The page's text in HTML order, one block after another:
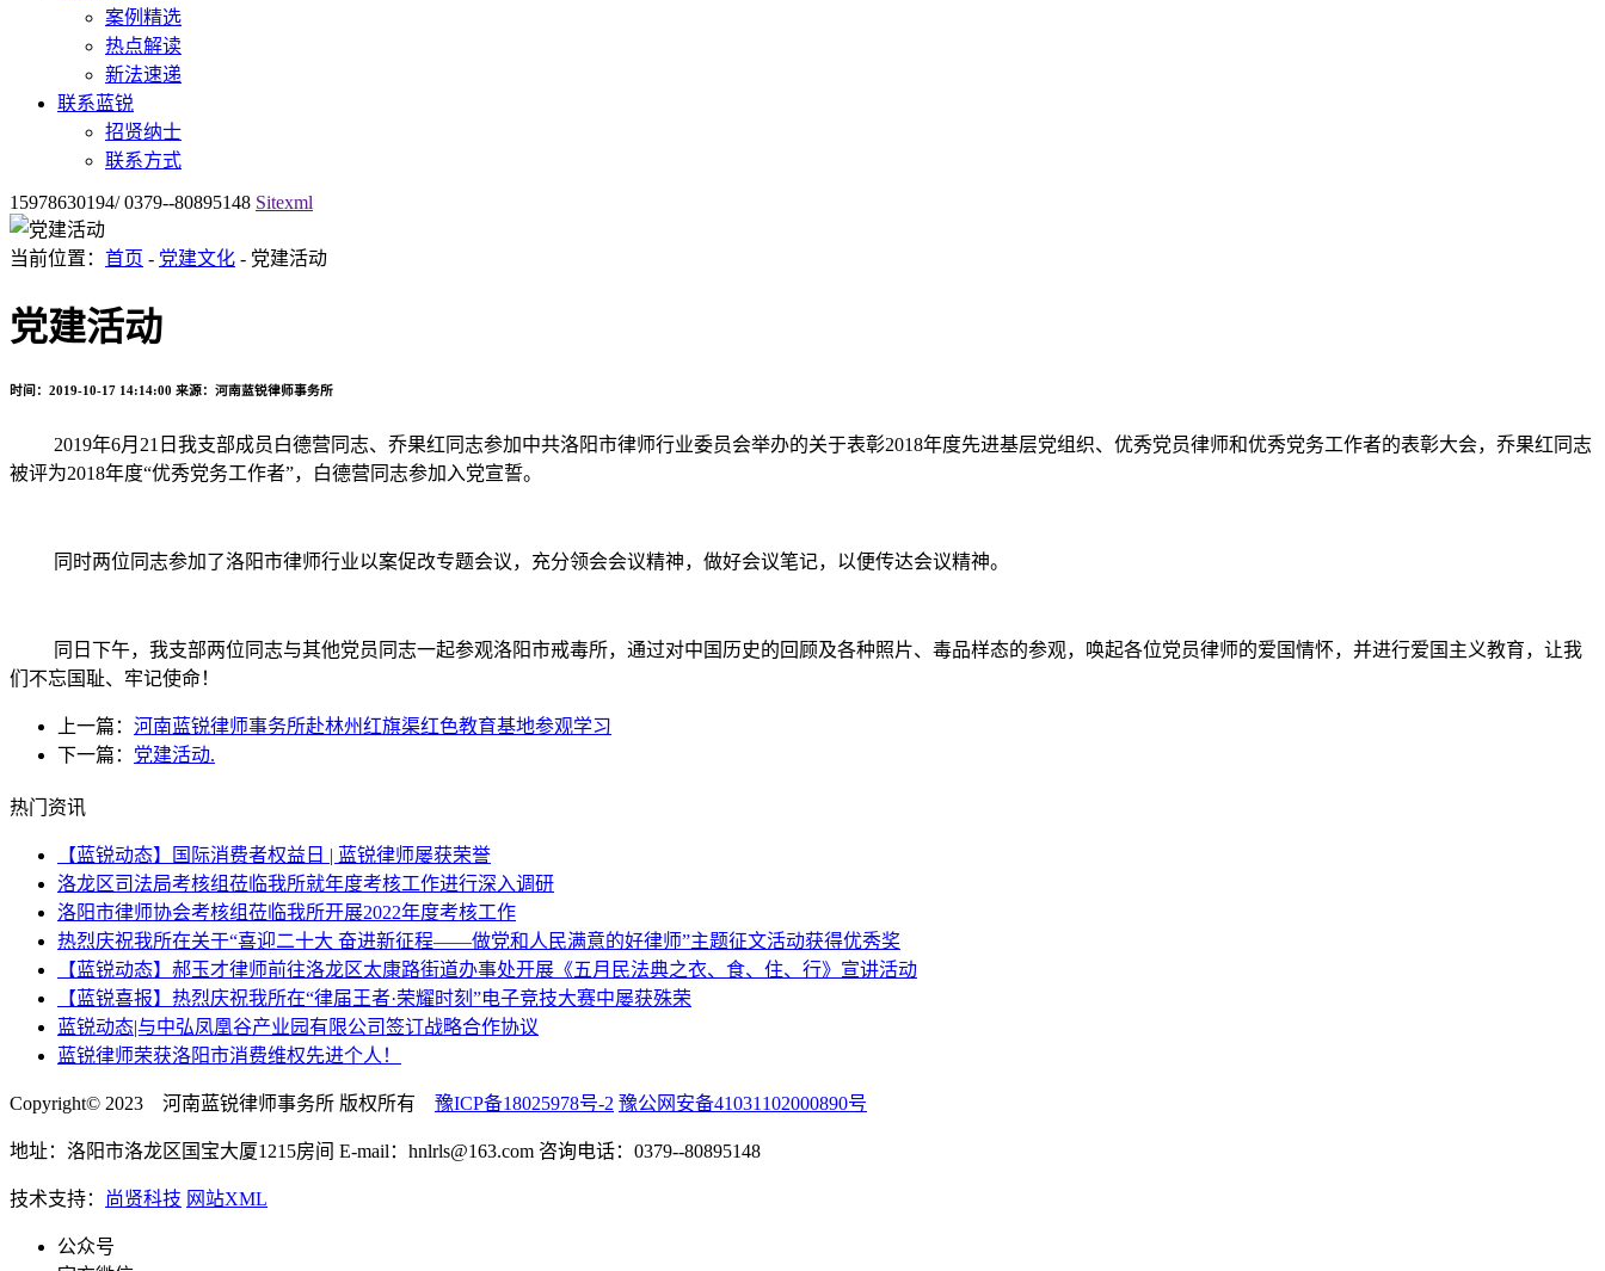
案例精选
热点解读
新法速递
联系蓝锐
招贤纳士
联系方式
15978630194/ 0379--80895148 Sitexml
当前位置： 首页 - 党建文化 - 党建活动
党建活动
时间：2019-10-17 14:14:00 来源：河南蓝锐律师事务所
2019年6月21日我支部成员白德营同志、乔果红同志参加中共洛阳市律师行业委员会举办的关于表彰2018年度先进基层党组织、优秀党员律师和优秀党务工作者的表彰大会，乔果红同志
被评为2018年度“优秀党务工作者”，白德营同志参加入党宣誓。
同时两位同志参加了洛阳市律师行业以案促改专题会议，充分领会会议精神，做好会议笔记，以便传达会议精神。
同日下午，我支部两位同志与其他党员同志一起参观洛阳市戒毒所，通过对中国历史的回顾及各种照片、毒品样态的参观，唤起各位党员律师的爱国情怀，并进行爱国主义教育，让我
们不忘国耻、牢记使命！
上一篇： 河南蓝锐律师事务所赴林州红旗渠红色教育基地参观学习
下一篇： 党建活动.
热门资讯
【蓝锐动态】国际消费者权益日 | 蓝锐律师屡获荣誉
洛龙区司法局考核组莅临我所就年度考核工作进行深入调研
洛阳市律师协会考核组莅临我所开展2022年度考核工作
热烈庆祝我所在关于“喜迎二十大 奋进新征程——做党和人民满意的好律师”主题征文活动获得优秀奖
【蓝锐动态】郝玉才律师前往洛龙区太康路街道办事处开展《五月民法典之衣、食、住、行》宣讲活动
【蓝锐喜报】热烈庆祝我所在“律届王者·荣耀时刻”电子竞技大赛中屡获殊荣
蓝锐动态|与中弘凤凰谷产业园有限公司签订战略合作协议
蓝锐律师荣获洛阳市消费维权先进个人！
Copyright© 2023 河南蓝锐律师事务所 版权所有 豫ICP备18025978号-2 豫公网安备41031102000890号
地址：洛阳市洛龙区国宝大厦1215房间 E-mail：hnlrls@163.com 咨询电话：0379--80895148
技术支持： 尚贤科技 网站XML
公众号